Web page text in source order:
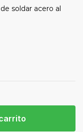
soldar acero al